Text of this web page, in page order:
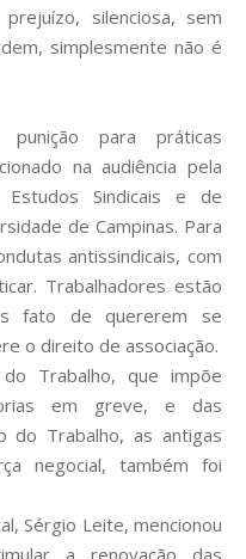
silenciosa, sem
simplesmente não é
para práticas
na audiência pela
Sindicais e de
de Campinas. Para
antissindicais, com
Trabalhadores estão
fato de quererem se
o direito de associação.
Trabalho, que impõe
em greve, e das
do Trabalho, as antigas
negocial, também foi
Sérgio Leite, mencionou
a renovação das